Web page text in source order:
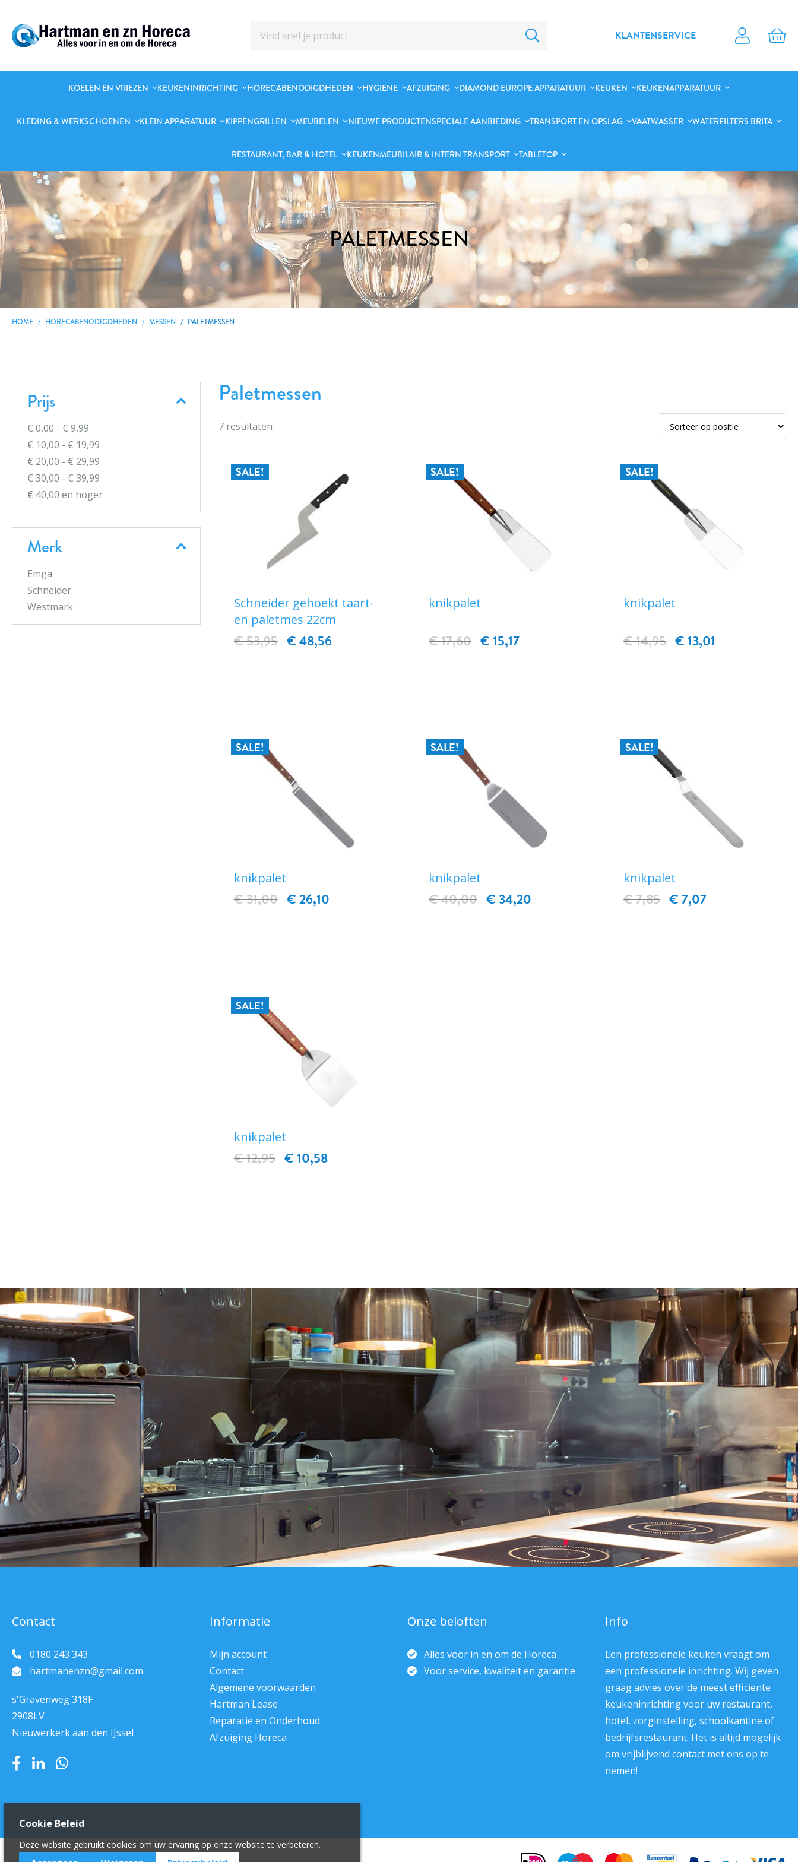
KLANTENSERVICE
KOELEN EN VRIEZEN KEUKENINRICHTING HORECABENODIGDHEDEN HYGIENE AFZUIGING DIAMOND EUROPE APPARATUUR KEUKEN KEUKENAPPARATUUR
KLEDING & WERKSCHOENEN KLEIN APPARATUUR KIPPENGRILLEN MEUBELEN NIEUWE PRODUCTENSPECIALE AANBIEDING TRANSPORT EN OPSLAG VAATWASSER WATERFILTERS BRITA
RESTAURANT, BAR & HOTEL KEUKENMEUBILAIR & INTERN TRANSPORT TABLETOP
PALETMESSEN
HOME HORECABENODIGDHEDEN MESSEN PALETMESSEN
Paletmessen
7resultaten
SALE!
Schneider gehoekt taart-
en paletmes 22cm
€ 48,56
€ 53,95
SALE!
knikpalet
€ 15,17
€ 17,60
SALE!
knikpalet
€ 13,01
€ 14,95
SALE!
knikpalet
€ 26,10
€ 31,00
SALE!
knikpalet
€ 34,20
€ 40,00
SALE!
knikpalet
€ 7,07
€ 7,85
SALE!
knikpalet
€ 10,58
€ 12,95
Prijs
€ 0,00 - € 9,99
€ 10,00 - € 19,99
€ 20,00 - € 29,99
€ 30,00 - € 39,99
€ 40,00 en hoger
Merk
Emga
Schneider
Westmark
Contact
0180 243 343
hartmanenzn@gmail.com
s'Gravenweg 318F
2908LV
Nieuwerkerk aan den IJssel
Informatie
Mijn account
Contact
Algemene voorwaarden
Hartman Lease
Reparatie en Onderhoud
Afzuiging Horeca
Onze beloften
Alles voor in en om de Horeca
Voor service, kwaliteit en garantie
Info
Een professionele keuken vraagt om
een professionele inrichting. Wij geven
graag advies over de meest efficiënte
keukeninrichting voor uw restaurant,
hotel, zorginstelling, schoolkantine of
bedrijfsrestaurant. Het is altijd mogelijk
om vrijblijvend contact met ons op te
nemen!
Cookie Beleid
Deze website gebruikt cookies om uw ervaring op onze website te verbeteren.